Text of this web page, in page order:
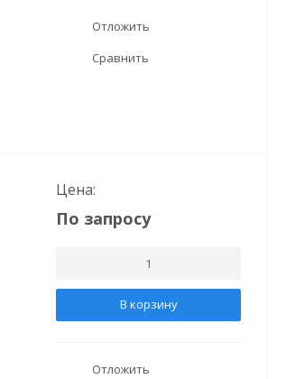
Отложить
Сравнить
Цена:
По запросу
В корзину
Отложить